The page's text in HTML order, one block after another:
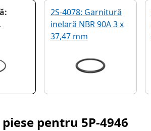
2S-4078: Garnitură
inelară NBR 90A 3 x
37,47 mm
pentru 5P-4946